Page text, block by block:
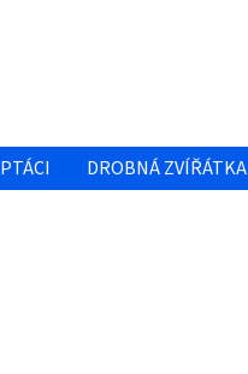
PTÁCI DROBNÁ ZVÍŘÁTKA